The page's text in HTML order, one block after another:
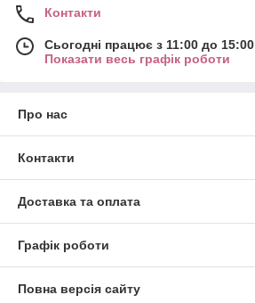
Контакти
Сьогодні працює з 11:00 до 15:00
Показати весь графік роботи
Про нас
Контакти
Доставка та оплата
Графік роботи
Повна версія сайту